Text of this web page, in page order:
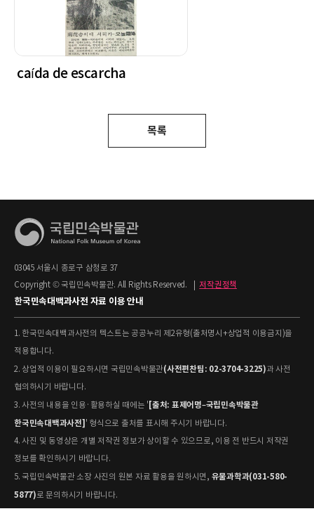
caída de escarcha
목록
03045 서울시 종로구 삼청로 37
Copyright © 국립민속박물관. All Rights Reserved.
저작권정책
한국민속대백과사전 자료 이용 안내
1. 한국민속대백과사전의 텍스트는 공공누리 제2유형(출처명시+상업적 이용금지)을
적용합니다.
2. 상업적 이용이 필요하시면 국립민속박물관(사전편찬팀: 02-3704-3225)과 사전
협의하시기 바랍니다.
3. 사전의 내용을 인용·활용하실 때에는 ' [출처: 표제어명–국립민속박물관
한국민속대백과사전] ' 형식으로 출처를 표시해 주시기 바랍니다.
4. 사진 및 동영상은 개별 저작권 정보가 상이할 수 있으므로, 이용 전 반드시 저작권
정보를 확인하시기 바랍니다.
5. 국립민속박물관 소장 사진의 원본 자료 활용을 원하시면, 유물과학과(031-580-
5877)로 문의하시기 바랍니다.